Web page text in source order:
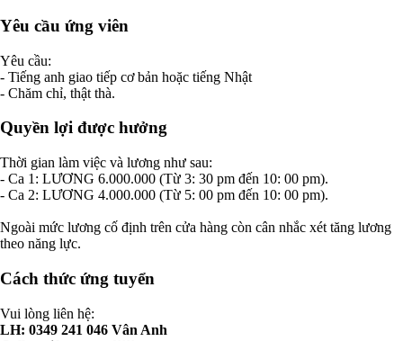
Yêu cầu ứng viên
Yêu cầu:
- Tiếng anh giao tiếp cơ bản hoặc tiếng Nhật
- Chăm chỉ, thật thà.
Quyền lợi được hưởng
Thời gian làm việc và lương như sau:
- Ca 1: LƯƠNG 6.000.000 (Từ 3: 30 pm đến 10: 00 pm).
- Ca 2: LƯƠNG 4.000.000 (Từ 5: 00 pm đến 10: 00 pm).
Ngoài mức lương cố định trên cửa hàng còn cân nhắc xét tăng lương
theo năng lực.
Cách thức ứng tuyển
Vui lòng liên hệ:
LH: 0349 241 046 Vân Anh